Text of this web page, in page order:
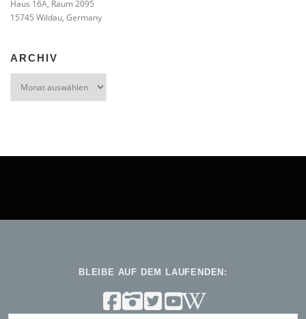
Haus 16A, Raum 2095
15745 Wildau, Germany
ARCHIV
BLEIBE AUF DEM LAUFENDEN: